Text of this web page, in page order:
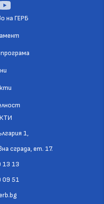
на ГЕРБ
1,
сграда, ет. 17.
13 13
09 51